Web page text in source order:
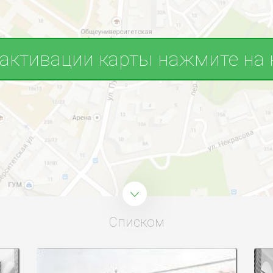
карты нажмите на
Списком